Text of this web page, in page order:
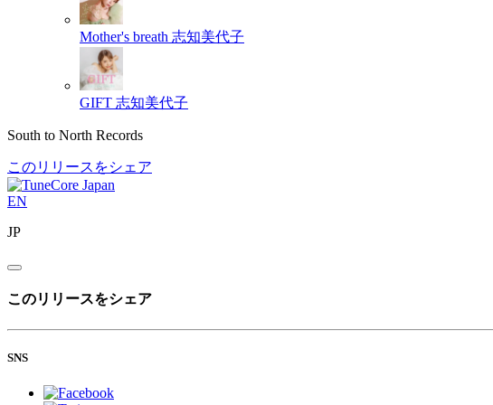
Mother's breath 志知美代子
GIFT 志知美代子
South to North Records
このリリースをシェア
EN
JP
このリリースをシェア
SNS